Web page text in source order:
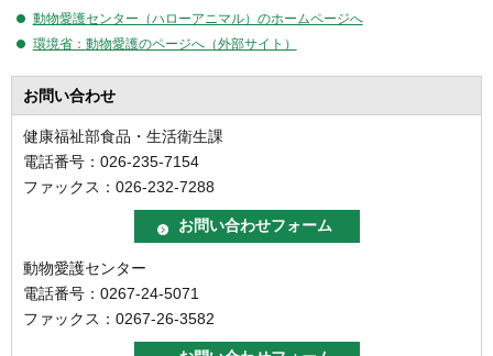
動物愛護センター（ハローアニマル）のホームページへ
環境省： 動物愛護のページへ（外部サイト）
お問い合わせ
健康福祉部食品・生活衛生課
電話番号：026-235-7154
ファックス：026-232-7288
動物愛護センター
電話番号：0267-24-5071
ファックス：0267-26-3582